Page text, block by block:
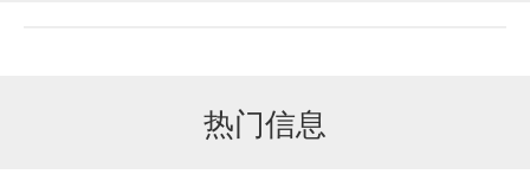
热门信息